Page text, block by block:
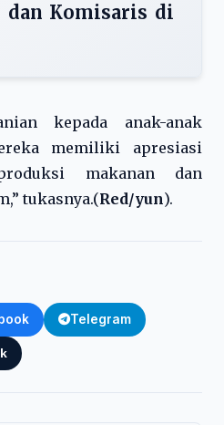
Komisaris di
kepada anak-anak
memiliki apresiasi
makanan dan
tukasnya.(Red/yun).
Telegram